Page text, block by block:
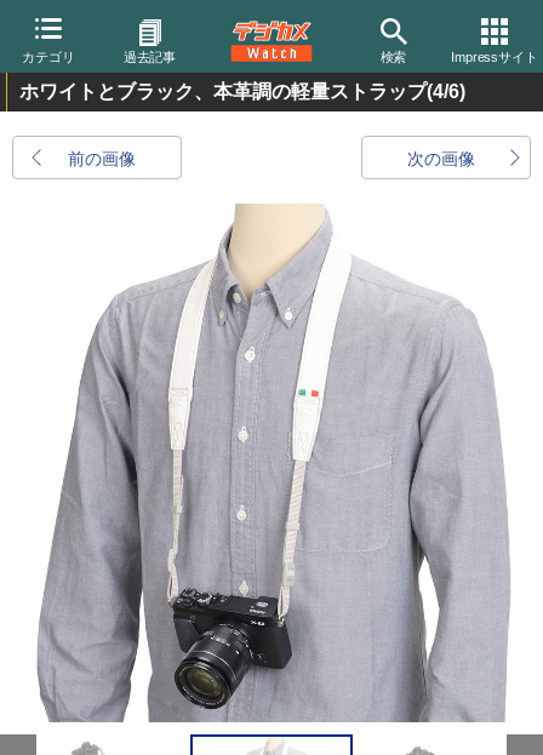
カテゴリ 過去記事 検索 Impressサイト
ホワイトとブラック、本革調の軽量ストラップ(4/6)
前の画像 次の画像